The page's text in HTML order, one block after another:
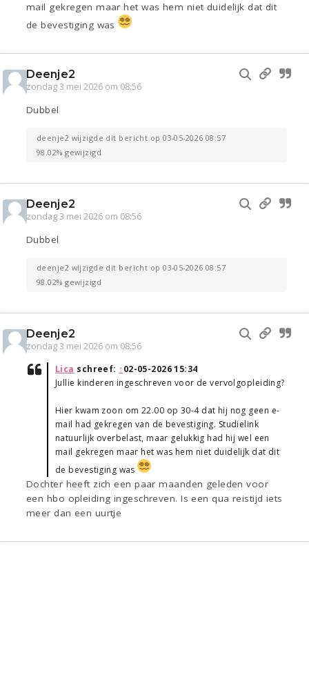
mail gekregen maar het was hem niet duidelijk dat dit
de bevestiging was
Deenje2
zondag 3 mei 2026 om 08:56
Dubbel
deenje2 wijzigde dit bericht op 03-05-2026 08:57
98.02% gewijzigd
Deenje2
zondag 3 mei 2026 om 08:56
Dubbel
deenje2 wijzigde dit bericht op 03-05-2026 08:57
98.02% gewijzigd
Deenje2
zondag 3 mei 2026 om 08:56
Lica schreef: ↑02-05-2026 15:34
Jullie kinderen ingeschreven voor de vervolgopleiding?
Hier kwam zoon om 22.00 op 30-4 dat hij nog geen e-
mail had gekregen van de bevestiging. Studielink
natuurlijk overbelast, maar gelukkig had hij wel een
mail gekregen maar het was hem niet duidelijk dat dit
de bevestiging was
Dochter heeft zich een paar maanden geleden voor
een hbo opleiding ingeschreven. Is een qua reistijd iets
meer dan een uurtje